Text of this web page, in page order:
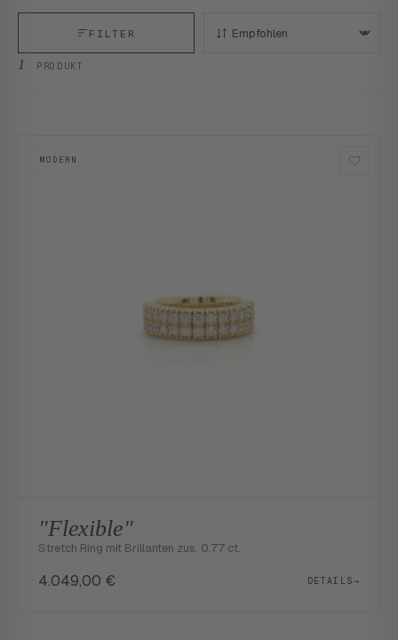
1 PRODUKT
FILTER SORTIEREN:
MODERN
"Flexible"
Stretch Ring mit Brillanten zus. 0.77 ct.
4.049,00 € DETAILS→